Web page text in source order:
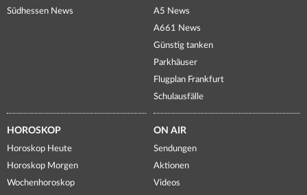
Südhessen News
A5 News
A661 News
Günstig tanken
Parkhäuser
Flugplan Frankfurt
Schulausfälle
HOROSKOP
Horoskop Heute
Horoskop Morgen
Wochenhoroskop
ON AIR
Sendungen
Aktionen
Videos